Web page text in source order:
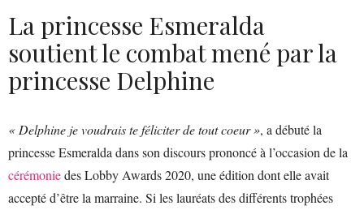
La princesse Esmeralda
soutient le combat mené par la
princesse Delphine
« Delphine je voudrais te féliciter de tout coeur », a débuté la
princesse Esmeralda dans son discours prononcé à l’occasion de la
cérémoniedes Lobby Awards 2020, une édition dont elle avait
accepté d’être la marraine. Si les lauréats des différents trophées